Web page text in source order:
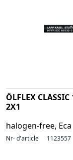
ÖLFLEX
2X1
halogen-free, Eca
Nr- d'article 1123557